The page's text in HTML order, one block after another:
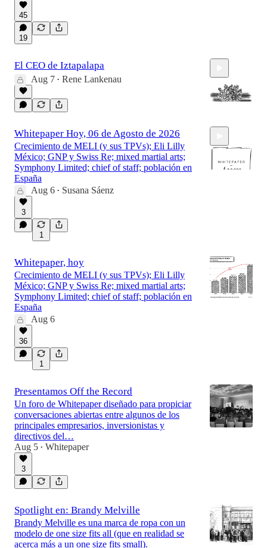
45
19
El CEO de Iztapalapa
Aug 7 • Rene Lankenau
Whitepaper Hoy, 06 de Agosto de 2026
Crecimiento de MELI (y sus TPVs); Eli Lilly
México; GNP y Swiss Re; mixed martial arts;
Symphony Limited; chief of staff; población en
España
Aug 6 • Susana Sáenz
3
1
Whitepaper, hoy
Crecimiento de MELI (y sus TPVs); Eli Lilly
México; GNP y Swiss Re; mixed martial arts;
Symphony Limited; chief of staff; población en
España
Aug 6
36
1
Presentamos Off the Record
Un foro de Whitepaper diseñado para propiciar
conversaciones abiertas entre algunos de los
principales empresarios, inversionistas y
directivos del…
Aug 5 • Whitepaper
3
Spotlight en: Brandy Melville
Brandy Melville es una marca de ropa con un
modelo de one size fits all (que en realidad se
acerca más a un one size fits small).